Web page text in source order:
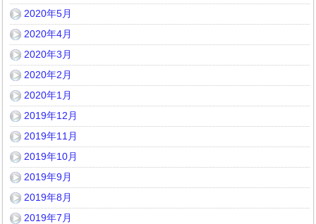
2020年5月
2020年4月
2020年3月
2020年2月
2020年1月
2019年12月
2019年11月
2019年10月
2019年9月
2019年8月
2019年7月